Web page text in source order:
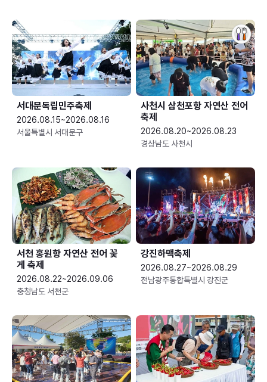
서대문독립민주축제
2026.08.15~2026.08.16
서울특별시 서대문구
사천시 삼천포항 자연산 전어
축제
2026.08.20~2026.08.23
경상남도 사천시
서천 홍원항 자연산 전어 꽃
게 축제
2026.08.22~2026.09.06
충청남도 서천군
강진하맥축제
2026.08.27~2026.08.29
전남광주통합특별시 강진군